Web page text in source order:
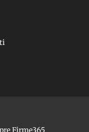
Firme365